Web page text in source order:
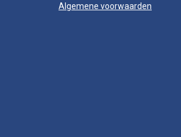
Algemene voorwaarden